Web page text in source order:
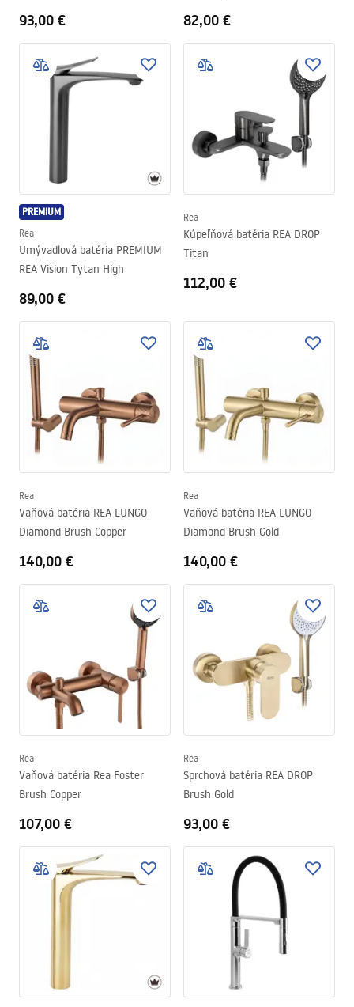
93,00 € 82,00 €
PREMIUM
Rea
Umývadlová batéria PREMIUM
REA Vision Tytan High
89,00 €
Rea
Kúpeľňová batéria REA DROP
Titan
112,00 €
Rea
Vaňová batéria REA LUNGO
Diamond Brush Copper
140,00 €
Rea
Vaňová batéria REA LUNGO
Diamond Brush Gold
140,00 €
Rea
Vaňová batéria Rea Foster
Brush Copper
107,00 €
Rea
Sprchová batéria REA DROP
Brush Gold
93,00 €